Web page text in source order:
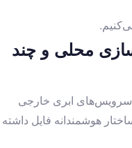
محلی و چند
سرویس‌های ابری خارجی
هوشمندانه فایل داشته